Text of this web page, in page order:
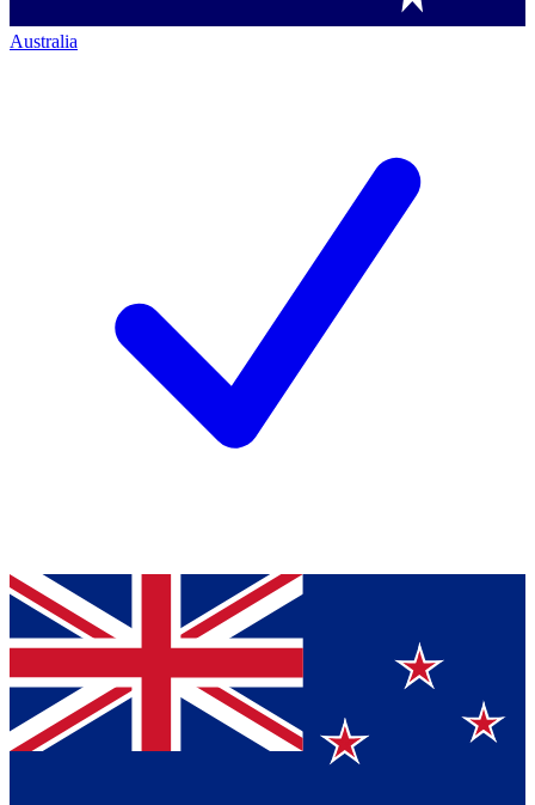
Australia